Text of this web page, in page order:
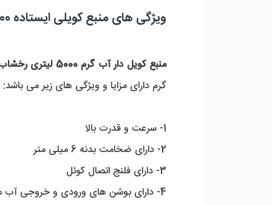
ویژگی های منبع کویلی ایستاده 5000 لیتری رخشاب
منبع کویل دار آب گرم 5000 لیتری رخشاب
گرم دارای مزایا و ویژگی های زیر می باشد:
1- سرعت و قدرت بالا
2- دارای ضخامت بدنه 6 میلی متر
3- دارای فلنج اتصال کوئل
4- دارای بوشن های ورودی و خروجی آب مصرفی